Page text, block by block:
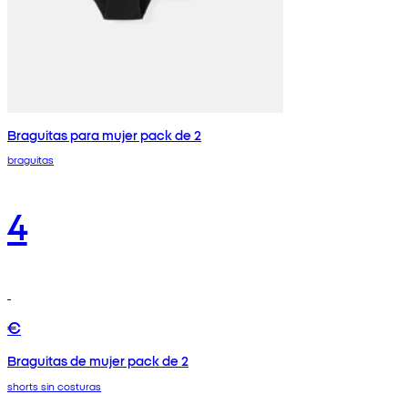
Braguitas para mujer pack de 2
braguitas
4
€
Braguitas de mujer pack de 2
shorts sin costuras